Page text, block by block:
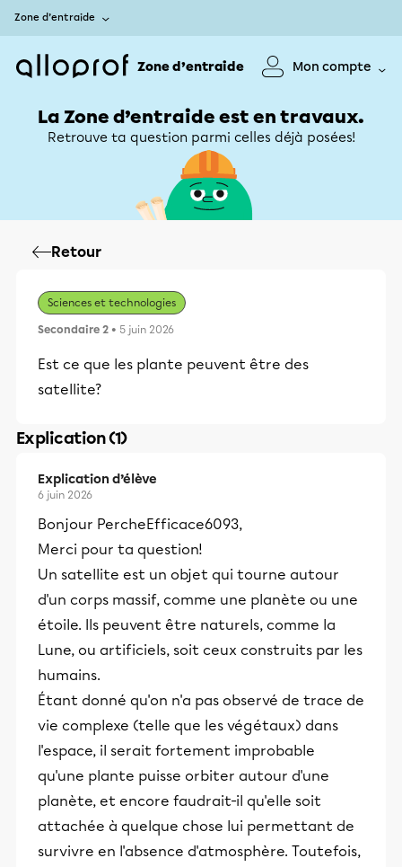
Zone d’entraide
Zone d’entraide Mon compte
La Zone d’entraide est en travaux.
Retrouve ta question parmi celles déjà posées!
Retour
Sciences et technologies
Secondaire 2 • 5 juin 2026
Est ce que les plante peuvent être des
satellite?
Explication (1)
Explication d’élève
6 juin 2026
Bonjour PercheEfficace6093,
Merci pour ta question!
Un satellite est un objet qui tourne autour
d'un corps massif, comme une planète ou une
étoile. Ils peuvent être naturels, comme la
Lune, ou artificiels, soit ceux construits par les
humains.
Étant donné qu'on n'a pas observé de trace de
vie complexe (telle que les végétaux) dans
l'espace, il serait fortement improbable
qu'une plante puisse orbiter autour d'une
planète, et encore faudrait-il qu'elle soit
attachée à quelque chose lui permettant de
survivre en l'absence d'atmosphère. Toutefois,